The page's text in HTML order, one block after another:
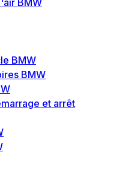
BMW
BMW
BMW
et arrêt